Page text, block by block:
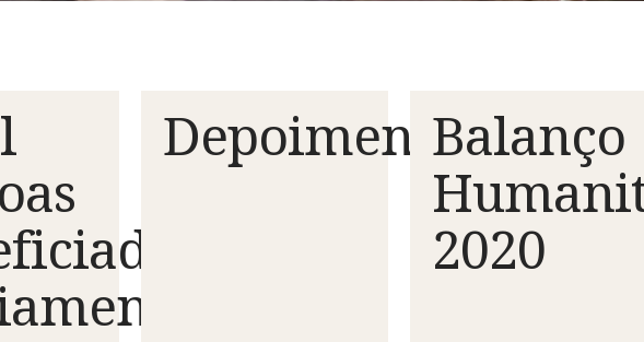
DepoimentoBalanço
2020